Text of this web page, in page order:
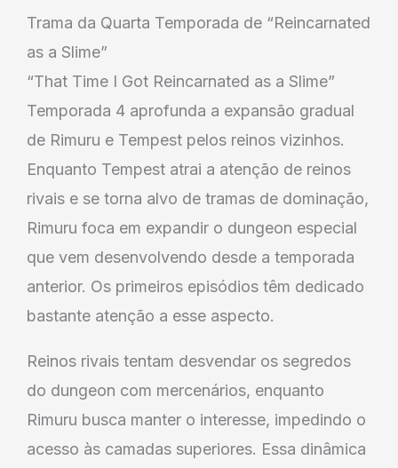
Trama da Quarta Temporada de “Reincarnated
as a Slime”
“That Time I Got Reincarnated as a Slime”
Temporada 4 aprofunda a expansão gradual
de Rimuru e Tempest pelos reinos vizinhos.
Enquanto Tempest atrai a atenção de reinos
rivais e se torna alvo de tramas de dominação,
Rimuru foca em expandir o dungeon especial
que vem desenvolvendo desde a temporada
anterior. Os primeiros episódios têm dedicado
bastante atenção a esse aspecto.
Reinos rivais tentam desvendar os segredos
do dungeon com mercenários, enquanto
Rimuru busca manter o interesse, impedindo o
acesso às camadas superiores. Essa dinâmica